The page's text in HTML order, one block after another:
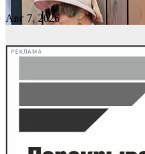
Авг 7, 2026
РЕКЛАМА